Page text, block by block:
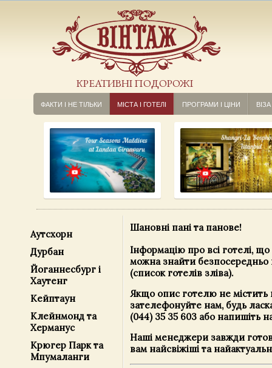
КРЕАТИВНІ ПОДОРОЖІ
ФАКТИ І НЕ ТІЛЬКИ МІСТА І ГОТЕЛІ ПРОГРАМИ І ЦІНИ ВІЗА
Аутсхорн
Дурбан
Йоганнесбург і
Хаутенг
Кейптаун
Клейнмонд та
Херманус
Крюгер Парк та
Мпумаланги
Шановні пані та панове!
Інформацію про всі готелі, що
можна знайти безпосередньо
(список готелів зліва).
Якщо опис готелю не містить
зателефонуйте нам, будь
(044) 35 35 603 або напишіть
Наші менеджери завжди
вам найсвіжіші та